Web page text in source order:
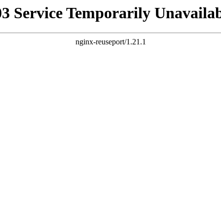
Service Temporarily
nginx-reuseport/1.21.1